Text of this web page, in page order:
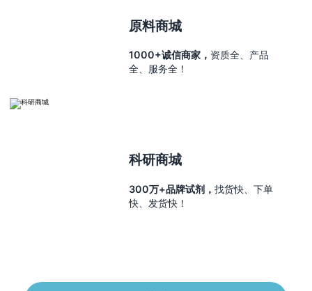
原料商城
1000+诚信商家， 资质全、产品
全、服务全！
科研商城
300万+品牌试剂，找货快、下单
快、发货快！